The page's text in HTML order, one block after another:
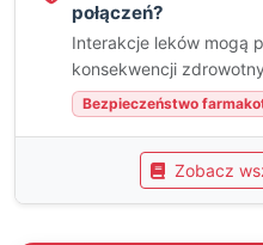
połączeń?
Interakcje leków mogą
konsekwencji
Bezpieczeństwo
Zobacz